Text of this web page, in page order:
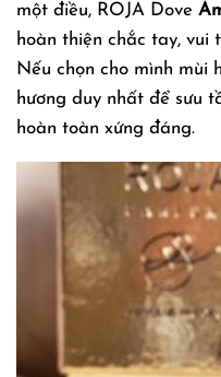
một điều, ROJA Dove
hoàn thiện chắc tay, vui
Nếu chọn cho mình mùi
hương duy nhất để sưu
hoàn toàn xứng đáng.